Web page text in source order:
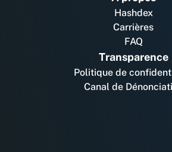
Hashdex
Carrières
FAQ
Transparence
Politique de
Canal de